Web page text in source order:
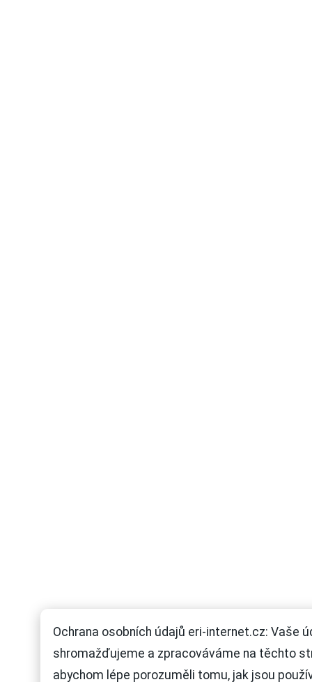
Ochrana osobních údajů eri-internet.cz: Vaše
shromažďujeme a zpracováváme na těchto
abychom lépe porozuměli tomu, jak jsou